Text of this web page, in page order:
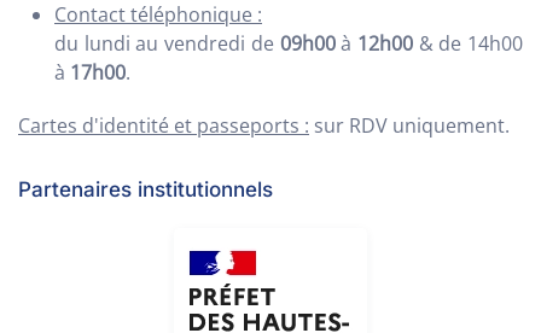
Contact téléphonique :
du lundi au vendredi de 09h00à 12h00& de 14h00
à 17h00.
Cartes d'identité et passeports : sur RDV uniquement.
Partenaires institutionnels